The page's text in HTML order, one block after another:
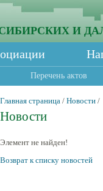
И
Перечень актов
Главная страница / Новости /
Новости
Элемент не найден!
Возврат к списку новостей